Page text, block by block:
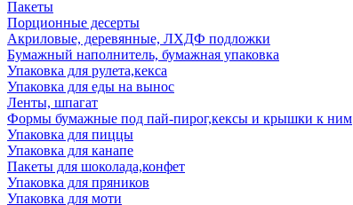
Пакеты
Порционные десерты
Акриловые, деревянные, ЛХДФ подложки
Бумажный наполнитель, бумажная упаковка
Упаковка для рулета,кекса
Упаковка для еды на вынос
Ленты, шпагат
Формы бумажные под пай-пирог,кексы и крышки к ним
Упаковка для пиццы
Упаковка для канапе
Пакеты для шоколада,конфет
Упаковка для пряников
Упаковка для моти